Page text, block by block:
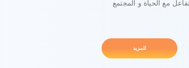
مع الحياة و المجتمع
للمزيد